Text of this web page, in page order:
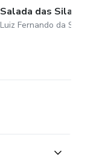
Salada das Silabas
Luiz Fernando da Silva Silva